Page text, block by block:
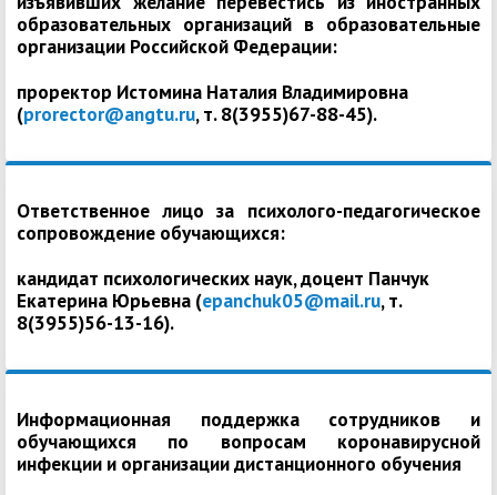
образовательных организаций в образовательные
организации Российской Федерации:
проректор Истомина Наталия Владимировна
(prorector@angtu.ru, т. 8(3955)67-88-45).
Ответственное лицо за психолого-педагогическое
сопровождение обучающихся:
кандидат психологических наук, доцент Панчук
Екатерина Юрьевна (epanchuk05@mail.ru, т.
8(3955)56-13-16).
Информационная поддержка сотрудников и
обучающихся по вопросам коронавирусной
инфекции и организации дистанционного обучения